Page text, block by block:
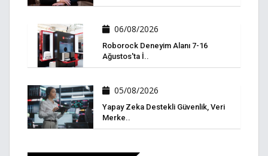
06/08/2026
Roborock Deneyim Alanı 7-16
Ağustos'ta İ..
05/08/2026
Yapay Zeka Destekli Güvenlik, Veri
Merke..